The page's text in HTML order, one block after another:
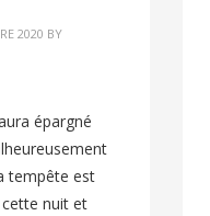
2020 BY
épargné
tempête est
nuit et